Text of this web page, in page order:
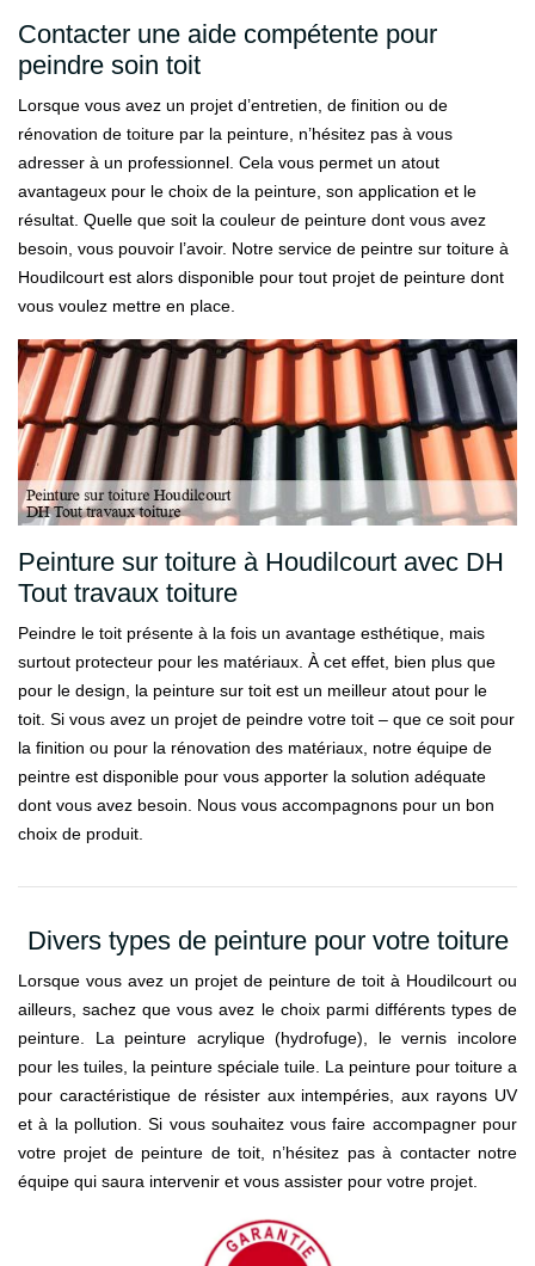
Contacter une aide compétente pour
peindre soin toit
Lorsque vous avez un projet d’entretien, de finition ou de
rénovation de toiture par la peinture, n’hésitez pas à vous
adresser à un professionnel. Cela vous permet un atout
avantageux pour le choix de la peinture, son application et le
résultat. Quelle que soit la couleur de peinture dont vous avez
besoin, vous pouvoir l’avoir. Notre service de peintre sur toiture à
Houdilcourt est alors disponible pour tout projet de peinture dont
vous voulez mettre en place.
Peinture sur toiture à Houdilcourt avec DH
Tout travaux toiture
Peindre le toit présente à la fois un avantage esthétique, mais
surtout protecteur pour les matériaux. À cet effet, bien plus que
pour le design, la peinture sur toit est un meilleur atout pour le
toit. Si vous avez un projet de peindre votre toit – que ce soit pour
la finition ou pour la rénovation des matériaux, notre équipe de
peintre est disponible pour vous apporter la solution adéquate
dont vous avez besoin. Nous vous accompagnons pour un bon
choix de produit.
Divers types de peinture pour votre toiture
Lorsque vous avez un projet de peinture de toit à Houdilcourt ou
ailleurs, sachez que vous avez le choix parmi différents types de
peinture. La peinture acrylique (hydrofuge), le vernis incolore
pour les tuiles, la peinture spéciale tuile. La peinture pour toiture a
pour caractéristique de résister aux intempéries, aux rayons UV
et à la pollution. Si vous souhaitez vous faire accompagner pour
votre projet de peinture de toit, n’hésitez pas à contacter notre
équipe qui saura intervenir et vous assister pour votre projet.